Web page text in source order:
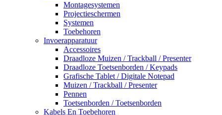
Montagesystemen
Projectieschermen
Systemen
Toebehoren
Invoerapparatuur
Accessoires
Draadloze Muizen / Trackball / Presenter
Draadloze Toetsenborden / Keypads
Grafische Tablet / Digitale Notepad
Muizen / Trackball / Presenter
Pennen
Toetsenborden / Toetsenborden
Kabels En Toebehoren